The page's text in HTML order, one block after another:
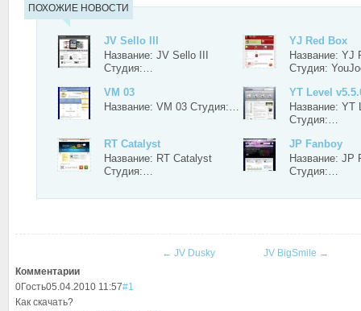
ПОХОЖИЕ НОВОСТИ
JV Sello III
Название: JV Sello III
Студия:…
YJ Red Box
Название: YJ
Студия:
VM 03
Название: VM 03 Студия:…
YT Level
Название: YT
Студия:…
RT Catalyst
Название: RT Catalyst
Студия:…
JP Fanboy
Название: JP
Студия:…
← JV Dusky JV BigSmile →
Комментарии
0Гость05.04.2010 11:57#1
Как скачать?